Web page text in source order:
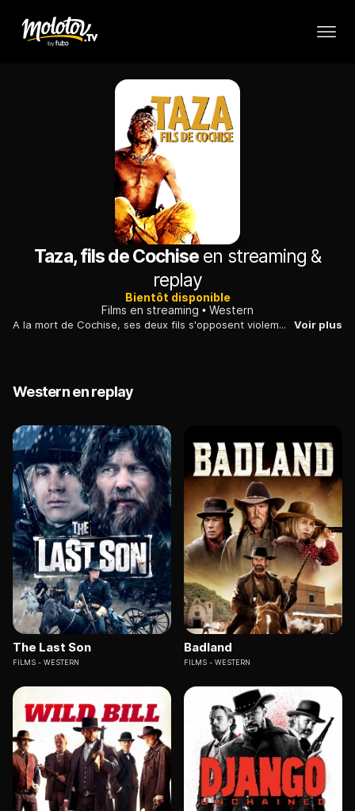
Taza, fils de Cochise en streaming &
replay
Bientôt disponible
Films en streaming
Western
A la mort de Cochise, ses deux fils s'opposent violemment quant à la position à adopter vis-à-vis des Blancs : continuer à les combattre ou conclure la paix. Voir plus
Western en replay
The Last Son
FILMS WESTERN
Badland
FILMS WESTERN